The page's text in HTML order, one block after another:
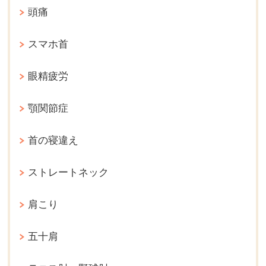
頭痛
スマホ首
眼精疲労
顎関節症
首の寝違え
ストレートネック
肩こり
五十肩